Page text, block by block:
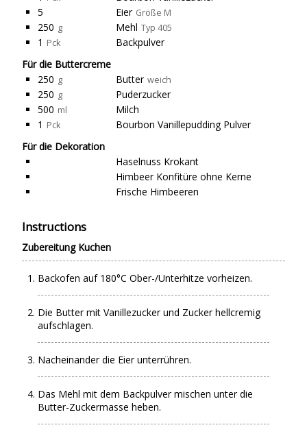
5
Eier Größe M
250 g Mehl Typ 405
1 Pck
Backpulver
Für die Buttercreme
250 g Butter weich
250 g
Puderzucker
500 ml
Milch
1 Pck
Bourbon Vanillepudding Pulver
Für die Dekoration
Haselnuss Krokant
Himbeer Konfitüre ohne Kerne
Frische Himbeeren
Instructions
Zubereitung Kuchen
Backofen auf 180°C Ober-/Unterhitze vorheizen.
Die Butter mit Vanillezucker und Zucker hellcremig
aufschlagen.
Nacheinander die Eier unterrühren.
Das Mehl mit dem Backpulver mischen unter die
Butter-Zuckermasse heben.